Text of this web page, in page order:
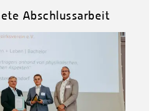
Abschlussarbeit